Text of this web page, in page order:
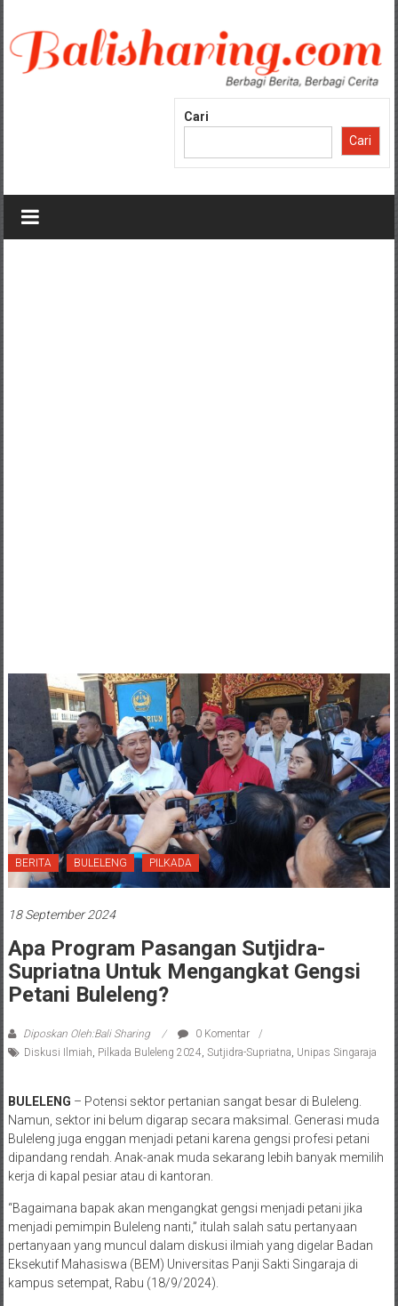
konten
Cari
Cari
BERITA BULELENG PILKADA
18 September 2024
Apa Program Pasangan Sutjidra-
Supriatna Untuk Mengangkat Gengsi
Petani Buleleng?
Diposkan Oleh:Bali Sharing
0 Komentar
Diskusi Ilmiah Pilkada Buleleng 2024 Sutjidra-Supriatna Unipas Singaraja
BULELENG – Potensi sektor pertanian sangat besar di Buleleng.
Namun, sektor ini belum digarap secara maksimal. Generasi muda
Buleleng juga enggan menjadi petani karena gengsi profesi petani
dipandang rendah. Anak-anak muda sekarang lebih banyak memilih
kerja di kapal pesiar atau di kantoran.
“Bagaimana bapak akan mengangkat gengsi menjadi petani jika
menjadi pemimpin Buleleng nanti,” itulah salah satu pertanyaan
pertanyaan yang muncul dalam diskusi ilmiah yang digelar Badan
Eksekutif Mahasiswa (BEM) Universitas Panji Sakti Singaraja di
kampus setempat, Rabu (18/9/2024).